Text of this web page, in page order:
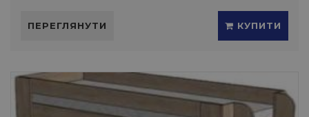
ПЕРЕГЛЯНУТИ КУПИТИ